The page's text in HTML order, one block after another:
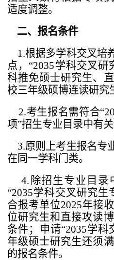
适度调整。
二、报名条件
1.根据多学科交叉培
点，“2035学科交叉
科推免硕士研究生、
校三年级硕博连读研究
2.考生报名需符合
项”招生专业目录中有
3.原则上考生报名专
在同一学科门类。
4. 除招生专业目录
“2035学科交叉研究生
合报考单位2025年接
位研究生和直接攻读
条件；申请“2035学
年级硕士研究生还须
的报名条件。